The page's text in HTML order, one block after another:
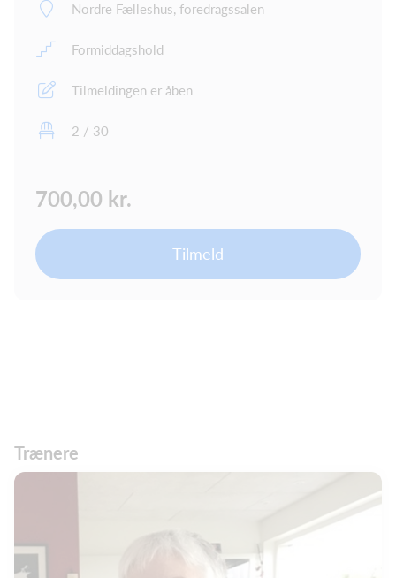
Nordre Fælleshus, foredragssalen
Formiddagshold
Tilmeldingen er åben
2 / 30
700,00 kr.
Tilmeld
Trænere